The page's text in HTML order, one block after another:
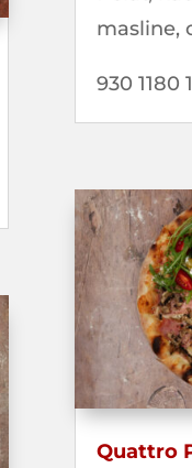
masline,
930 1180
Quattro